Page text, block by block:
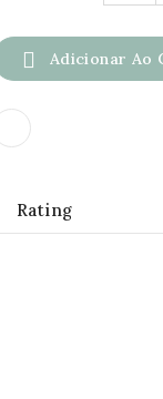
 Adicionar Ao
Rating